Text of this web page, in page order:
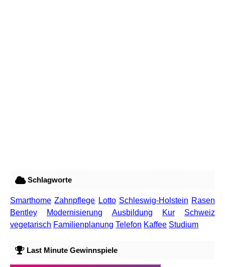
Schlagworte
Smarthome Zahnpflege Lotto Schleswig-Holstein Rasen
Bentley
Modernisierung Ausbildung Kur
Schweiz
vegetarisch Familienplanung Telefon Kaffee Studium
Last Minute Gewinnspiele